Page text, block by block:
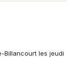
Billancourt les jeudi